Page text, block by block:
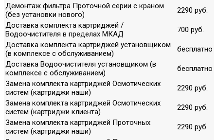
Демонтаж фильтра Проточной серии с краном
(без установки нового)
2290 руб.
Доставка комплекта картриджей /
Водоочистителя в пределах МКАД
700 руб.
Доставка комплекта картриджей установщиком
(в комплексе с обслуживанием)
бесплатно
Доставка Водоочистителя установщиком (в
комплексе с обслуживанием)
бесплатно
Замена комплекта картриджей Осмотических
систем (картриджи наши)
2290 руб.
Замена комплекта картриджей Осмотических
систем (картриджи клиента)
2290 руб.
Замена комплекта картриджей Проточных
систем (картриджи наши)
2290 руб.